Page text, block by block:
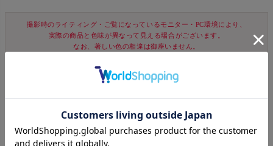
撮影時のライティング・ご覧になっているモニター・PC環境により、
実際の商品と色味が異なって見える場合がございます。
なお、著しい色の相違は御座いません。